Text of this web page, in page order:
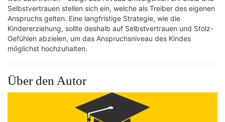
Selbstvertrauen stellen sich ein, welche als Treiber des eigenen
Anspruchs gelten. Eine langfristige Strategie, wie die
Kindererziehung, sollte deshalb auf Selbstvertrauen und Stolz-
Gefühlen abzielen, um das Anspruchsniveau des Kindes
möglichst hochzuhalten.
Über den Autor